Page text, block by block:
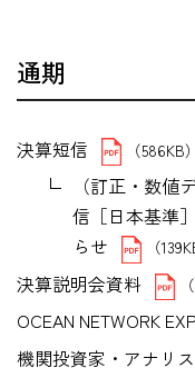
通期
決算短信 （586KB）
（訂正・数
信［日本基準
らせ
（
決算説明会資料
OCEAN NETWORK
機関投資家・アナリ